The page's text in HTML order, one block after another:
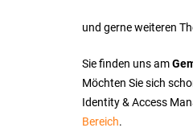
und gerne weiteren
Sie finden uns am
Möchten Sie sich
Identity & Access
Bereich.